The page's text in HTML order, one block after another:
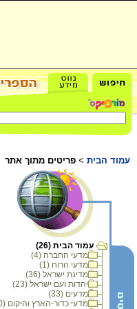
עמוד הבית > פריטים מתוך אתר
עמוד הבית (26)
מדעי החברה (4)
מדעי הרוח (1)
מדינת ישראל (36)
יהדות ועם ישראל (23)
מדעים (33)
מדעי כדור-הארץ והיקום (30)